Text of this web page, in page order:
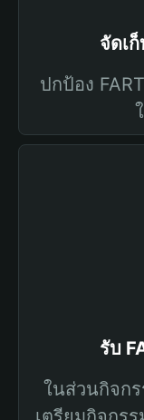
จัดเ
ปกป้อง
รับ
ในส่วนกิจก